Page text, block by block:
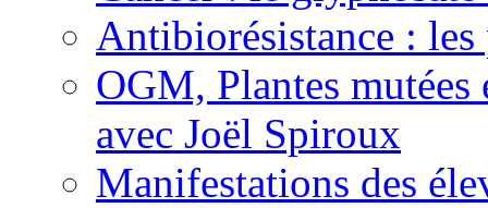
Antibiorésistance : les
OGM, Plantes
avec Joël Spiroux
Manifestations des